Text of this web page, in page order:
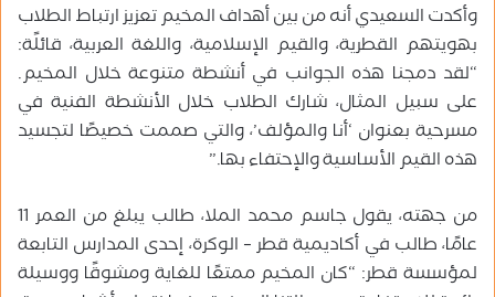
وأكدت السعيدي أنه من بين أهداف المخيم تعزيز ارتباط الطلاب
بهويتهم القطرية، والقيم الإسلامية، واللغة العربية، قائلًة:
“لقد دمجنا هذه الجوانب في أنشطة متنوعة خلال المخيم.
على سبيل المثال، شارك الطلاب خلال الأنشطة الفنية في
مسرحية بعنوان ‘أنا والمؤلف’، والتي صممت خصيصًا لتجسيد
هذه القيم الأساسية والإحتفاء بها.”
من جهته، يقول جاسم محمد الملا، طالب يبلغ من العمر 11
عامًا، طالب في أكاديمية قطر – الوكرة، إحدى المدارس التابعة
لمؤسسة قطر: “كان المخيم ممتعًا للغاية ومشوقًا ووسيلة